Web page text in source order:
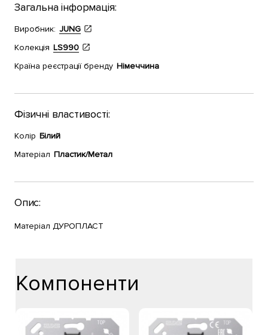
Загальна інформація:
Виробник: JUNG
Колекція LS990
Країна реєстрації бренду Німеччина
Фізичні властивості:
Колір Білий
Матеріал Пластик/Метал
Опис:
Матеріал ДУРОПЛАСТ
Компоненти